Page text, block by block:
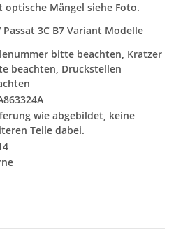
optische Mängel siehe Foto.
Passat 3C B7 Variant Modelle
bitte beachten, Kratzer
beachten, Druckstellen
wie abgebildet, keine
Teile dabei.